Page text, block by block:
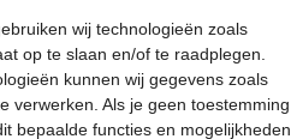
wij technologieën zoals
op te slaan en/of te raadplegen.
kunnen wij gegevens zoals
verwerken. Als je geen toestemming
bepaalde functies en mogelijkheden